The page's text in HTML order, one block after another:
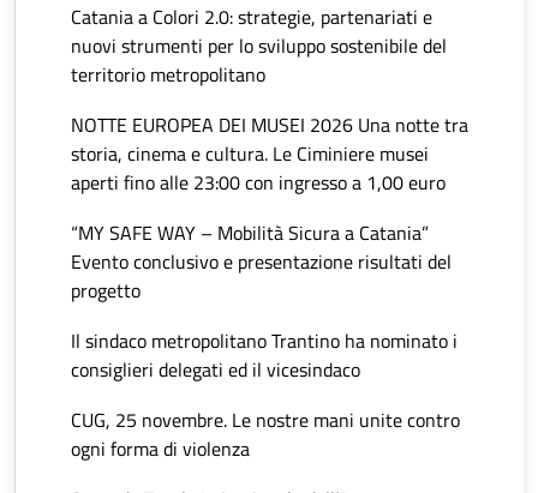
Catania a Colori 2.0: strategie, partenariati e
nuovi strumenti per lo sviluppo sostenibile del
territorio metropolitano
NOTTE EUROPEA DEI MUSEI 2026 Una notte tra
storia, cinema e cultura. Le Ciminiere musei
aperti fino alle 23:00 con ingresso a 1,00 euro
“MY SAFE WAY – Mobilità Sicura a Catania”
Evento conclusivo e presentazione risultati del
progetto
Il sindaco metropolitano Trantino ha nominato i
consiglieri delegati ed il vicesindaco
CUG, 25 novembre. Le nostre mani unite contro
ogni forma di violenza